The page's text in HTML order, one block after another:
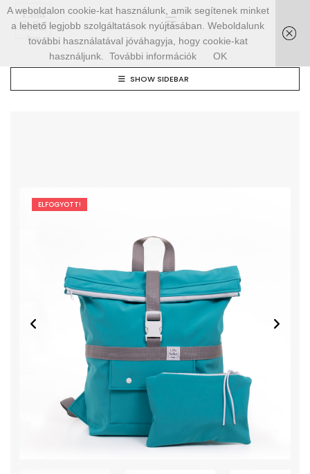
SHOW SIDEBAR
ELFOGYOTT!
A weboldalon cookie-kat használunk, amik segítenek minket
a lehető legjobb szolgáltatások nyújtásában. Weboldalunk
további használatával jóváhagyja, hogy cookie-kat
használjunk.
További információk OK